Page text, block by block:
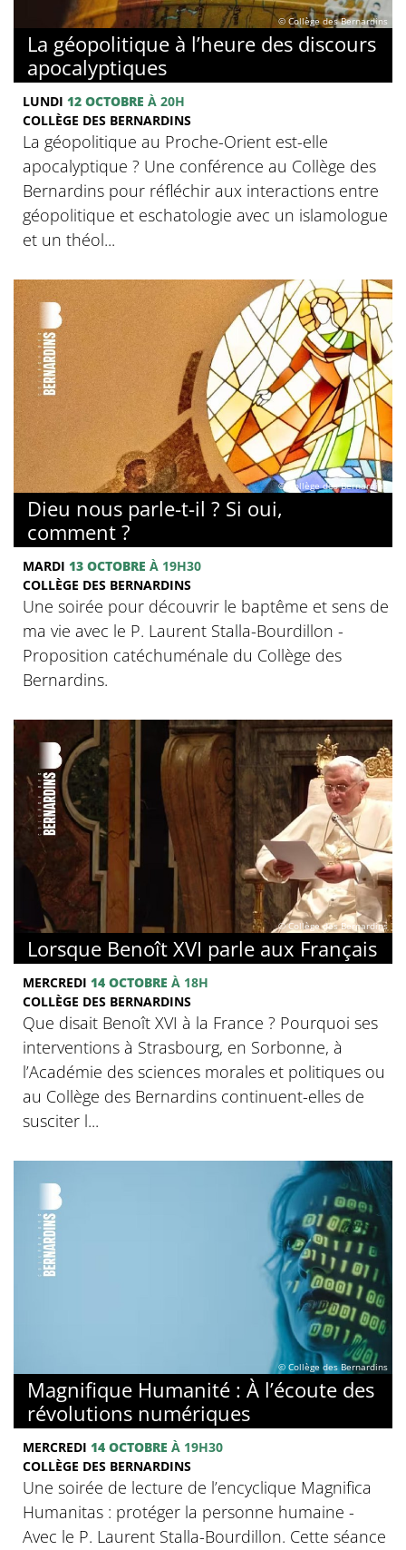
© Collège des Bernardins
La géopolitique à l’heure des discours
apocalyptiques
LUNDI 12 OCTOBRE À 20H
COLLÈGE DES BERNARDINS
La géopolitique au Proche-Orient est-elle
apocalyptique ? Une conférence au Collège des
Bernardins pour réfléchir aux interactions entre
géopolitique et eschatologie avec un islamologue
et un théol...
© Collège des Bernardins
Dieu nous parle-t-il ? Si oui,
comment ?
MARDI 13 OCTOBRE À 19H30
COLLÈGE DES BERNARDINS
Une soirée pour découvrir le baptême et sens de
ma vie avec le P. Laurent Stalla-Bourdillon -
Proposition catéchuménale du Collège des
Bernardins.
© Collège des Bernardins
Lorsque Benoît XVI parle aux Français
MERCREDI 14 OCTOBRE À 18H
COLLÈGE DES BERNARDINS
Que disait Benoît XVI à la France ? Pourquoi ses
interventions à Strasbourg, en Sorbonne, à
l’Académie des sciences morales et politiques ou
au Collège des Bernardins continuent-elles de
susciter l...
© Collège des Bernardins
Magnifique Humanité : À l’écoute des
révolutions numériques
MERCREDI 14 OCTOBRE À 19H30
COLLÈGE DES BERNARDINS
Une soirée de lecture de l’encyclique Magnifica
Humanitas : protéger la personne humaine -
Avec le P. Laurent Stalla-Bourdillon. Cette séance